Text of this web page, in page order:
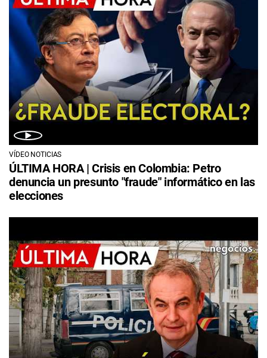
VÍDEO NOTICIAS
ÚLTIMA HORA | Crisis en Colombia: Petro
denuncia un presunto "fraude" informático en las
elecciones